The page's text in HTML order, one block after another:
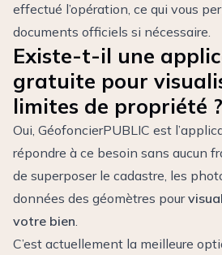
effectué l’opération, ce qui vous
documents officiels si nécessaire.
Existe-t-il une
gratuite pour
limites de propriété ?
Oui, GéofoncierPUBLIC est
répondre à ce besoin sans aucun
de superposer le cadastre, les
données des géomètres pour
votre bien.
C’est actuellement la meilleure